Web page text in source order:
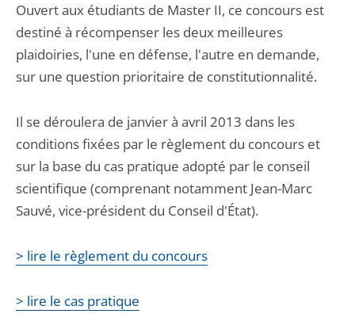
Ouvert aux étudiants de Master II, ce concours est
destiné à récompenser les deux meilleures
plaidoiries, l'une en défense, l'autre en demande,
sur une question prioritaire de constitutionnalité.
Il se déroulera de janvier à avril 2013 dans les
conditions fixées par le règlement du concours et
sur la base du cas pratique adopté par le conseil
scientifique (comprenant notamment Jean-Marc
Sauvé, vice-président du Conseil d'État).
> lire le règlement du concours
> lire le cas pratique